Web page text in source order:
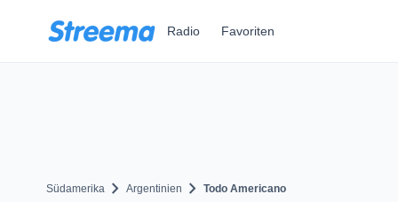
Radio Favoriten
Südamerika chevron_right Argentinien chevron_right Todo Americano